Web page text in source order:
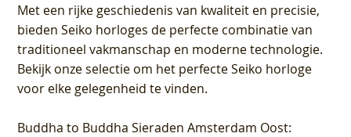
Met een rijke geschiedenis van kwaliteit en precisie,
bieden Seiko horloges de perfecte combinatie van
traditioneel vakmanschap en moderne technologie.
Bekijk onze selectie om het perfecte Seiko horloge
voor elke gelegenheid te vinden.
Buddha to Buddha Sieraden Amsterdam Oost: